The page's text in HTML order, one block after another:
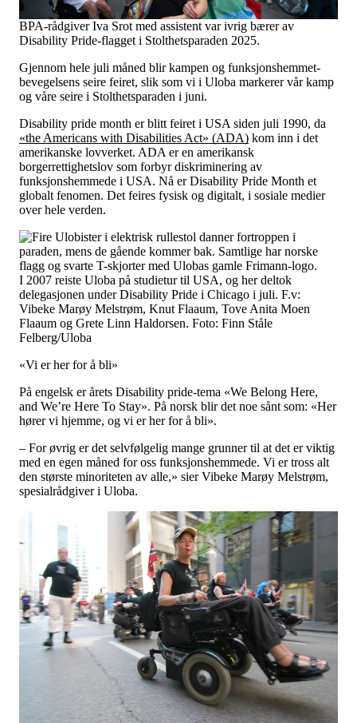
Tall og fakta
Om Uloba
Kontakt Uloba
Supportsenter
BPA-rådgiver Iva Srot med assistent var ivrig bærer av
Disability Pride-flagget i Stolthetsparaden 2025.
Gjennom hele juli måned blir kampen og funksjonshemmet-
bevegelsens seire feiret, slik som vi i Uloba markerer vår kamp
og våre seire i Stolthetsparaden i juni.
Disability pride month er blitt feiret i USA siden juli 1990, da
«the Americans with Disabilities Act» (ADA) kom inn i det
amerikanske lovverket. ADA er en amerikansk
borgerrettighetslov som forbyr diskriminering av
funksjonshemmede i USA. Nå er Disability Pride Month et
globalt fenomen. Det feires fysisk og digitalt, i sosiale medier
over hele verden.
I 2007 reiste Uloba på studietur til USA, og her deltok
delegasjonen under Disability Pride i Chicago i juli. F.v:
Vibeke Marøy Melstrøm, Knut Flaaum, Tove Anita Moen
Flaaum og Grete Linn Haldorsen. Foto: Finn Ståle
Felberg/Uloba
«Vi er her for å bli»
På engelsk er årets Disability pride-tema «We Belong Here,
and We’re Here To Stay». På norsk blir det noe sånt som: «Her
hører vi hjemme, og vi er her for å bli».
– For øvrig er det selvfølgelig mange grunner til at det er viktig
med en egen måned for oss funksjonshemmede. Vi er tross alt
den største minoriteten av alle,» sier Vibeke Marøy Melstrøm,
spesialrådgiver i Uloba.